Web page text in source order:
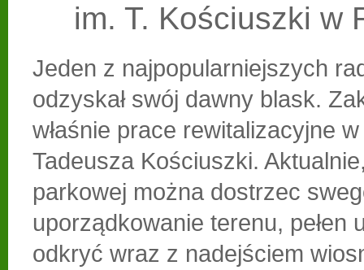
im. T. Kościuszki w
Jeden z najpopularniejszych
odzyskał swój dawny blask.
właśnie prace rewitalizacyjne
Tadeusza Kościuszki.
parkowej można dostrzec
uporządkowanie terenu, pełen
odkryć wraz z nadejściem